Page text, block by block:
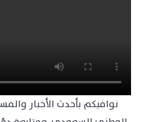
نوافيكم بأحدث الأخبار